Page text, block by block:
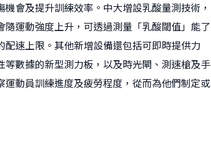
會及提升訓練效率。中大增設乳酸量測技術，
隨運動強度上升，可透過測量「乳酸閾值」能了
配速上限。其他新增設備還包括可即時提供力
等數據的新型測力板，以及時光閘、測速槍及手
運動員訓練進度及疲勞程度，從而為他們制定或